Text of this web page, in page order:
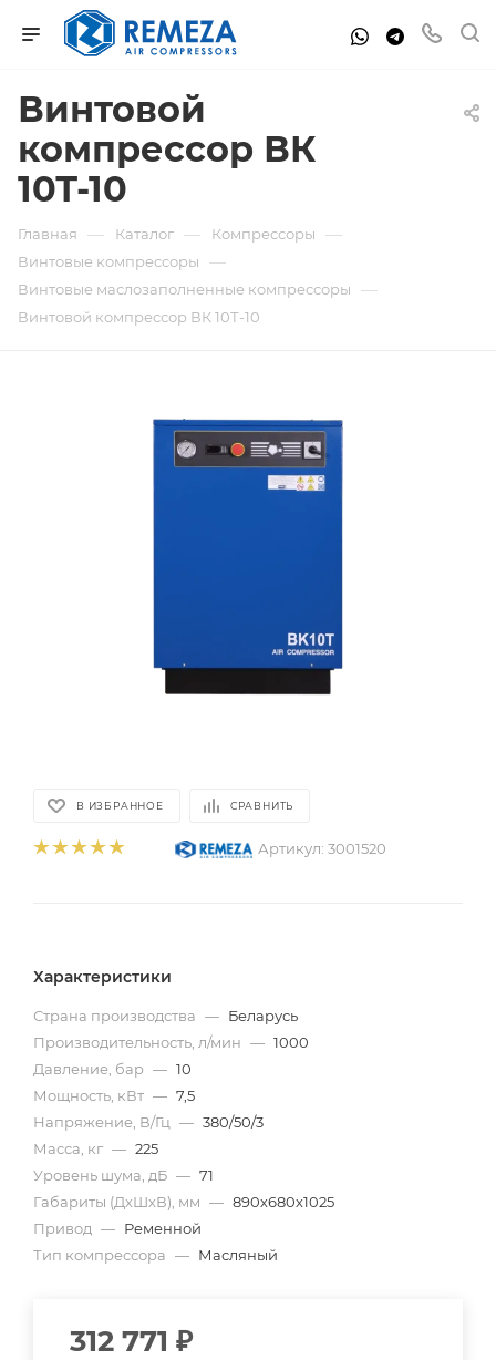
Винтовой
компрессор ВК
10Т-10
Главная — Каталог — Компрессоры —
Винтовые компрессоры —
Винтовые маслозаполненные компрессоры —
Винтовой компрессор ВК 10Т-10
В ИЗБРАННОЕ СРАВНИТЬ
Артикул: 3001520
Характеристики
Страна производства — Беларусь
Производительность, л/мин — 1000
Давление, бар — 10
Мощность, кВт — 7,5
Напряжение, В/Гц — 380/50/3
Масса, кг — 225
Уровень шума, дБ — 71
Габариты (ДхШхВ), мм — 890х680х1025
Привод — Ременной
Тип компрессора — Масляный
312 771 ₽